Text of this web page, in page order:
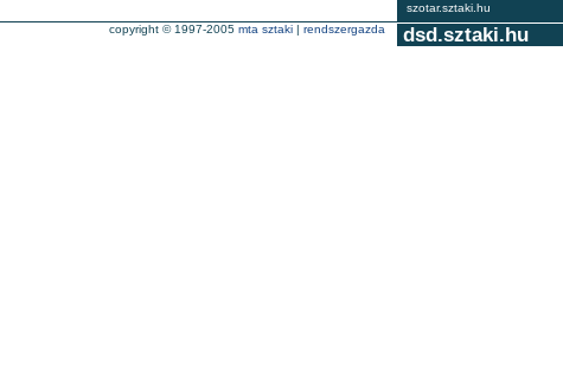
szotar.sztaki.hu
dsd.sztaki.hu
copyright © 1997-2005 mta sztaki | rendszergazda